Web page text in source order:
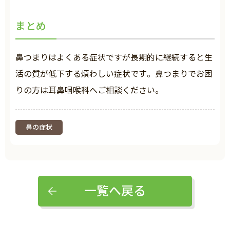
まとめ
鼻つまりはよくある症状ですが長期的に継続すると生
活の質が低下する煩わしい症状です。鼻つまりでお困
りの方は耳鼻咽喉科へご相談ください。
鼻の症状
一覧へ戻る